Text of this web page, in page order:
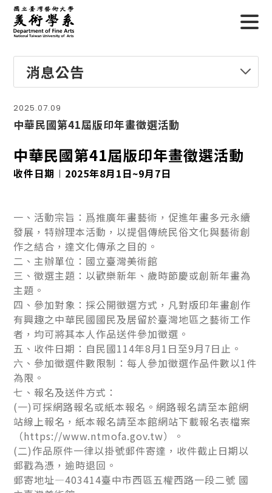
消息公告
2025.07.09
中華民國第41屆版印年畫徵選活動
中華民國第41屆版印年畫徵選活動
收件日期︱2025年8月1日~9月7日
一、活動宗旨：爲推廣年畫藝術，促進年畫多元永續
發展，特辦理本活動，以提倡傳統民俗文化與藝術創
作之結合，達文化傳承之目的。
二、主辦單位：國立臺灣美術館
三、徵選主題：以歡樂新年、歲時節慶或創新年畫為
主題。
四、參加對象：採公開徵選方式，凡對版印年畫創作
有興趣之中華民國國民及居留於臺灣地區之藝術工作
者，均可將其本人作品送件參加徵選。
五、收件日期：自民國114年8月1日至9月7日止。
六、參加徵選件數限制：每人參加徵選作品件數以1件
為限。
七、報名及送件方式：
(一)可採網路報名或紙本報名。網路報名請至本館網
站線上報名，紙本報名請至本館網站下載報名表檔案
（https://www.ntmofa.gov.tw）。
(二)作品原件一律以掛號郵件寄達，收件截止日期以
郵戳為憑，逾時退回。
郵寄地址—403414臺中市西區五權西路一段二號 國